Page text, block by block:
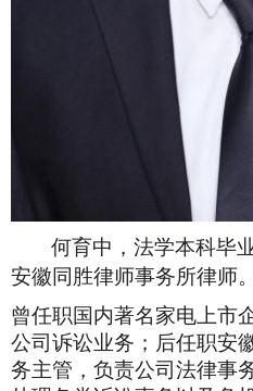
何育中，法学本科毕
安徽同胜律师事务所律师。
曾任职国内著名家电上市
公司诉讼业务；后任职安
务主管，负责公司法律事